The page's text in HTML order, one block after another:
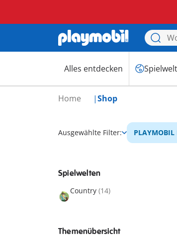
Alles entdecken
Home Shop
Ausgewählte Filter:
Spielwelten
Country (14)
Themenübersicht